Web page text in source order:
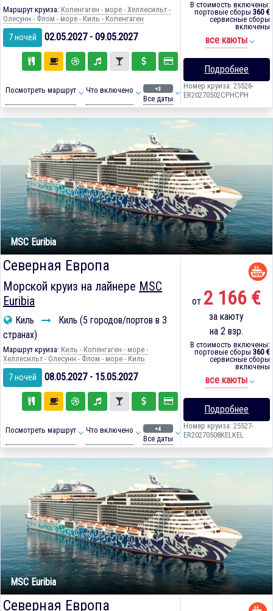
Маршрут круиза: Копенгаген - море - Хеллесильт -
Олесунн - Флом - море - Киль - Копенгаген
7 ночей 02.05.2027 - 09.05.2027
Посмотреть маршрут Что включено +3
Все даты
В стоимость включены:
портовые сборы 360 €
сервисные сборы
включены
все каюты
Подробнее
Номер круиза: 25526-
ER20270502CPHCPH
MSC Euribia
Северная Европа
Морской круиз на лайнере MSC
Euribia
Киль
Киль (5 городов/портов в 3
странах)
Маршрут круиза: Киль - Копенгаген - море -
Хеллесильт - Олесунн - Флом - море - Киль
7 ночей 08.05.2027 - 15.05.2027
Посмотреть маршрут Что включено +4
Все даты
от 2 166 €
за каюту
на 2 взр.
В стоимость включены:
портовые сборы 360 €
сервисные сборы
включены
все каюты
Подробнее
Номер круиза: 25527-
ER20270508KELKEL
MSC Euribia
Северная Европа